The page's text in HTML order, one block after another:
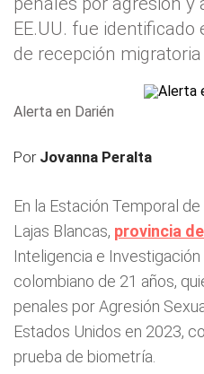
EE.UU. fue
de recepción
Alerta en Darién
Por Jovanna Peralta
En la Estación Temporal
Lajas Blancas, provincia
Inteligencia e
colombiano de 21 años,
penales por Agresión
Estados Unidos en 2023,
prueba de biometría.